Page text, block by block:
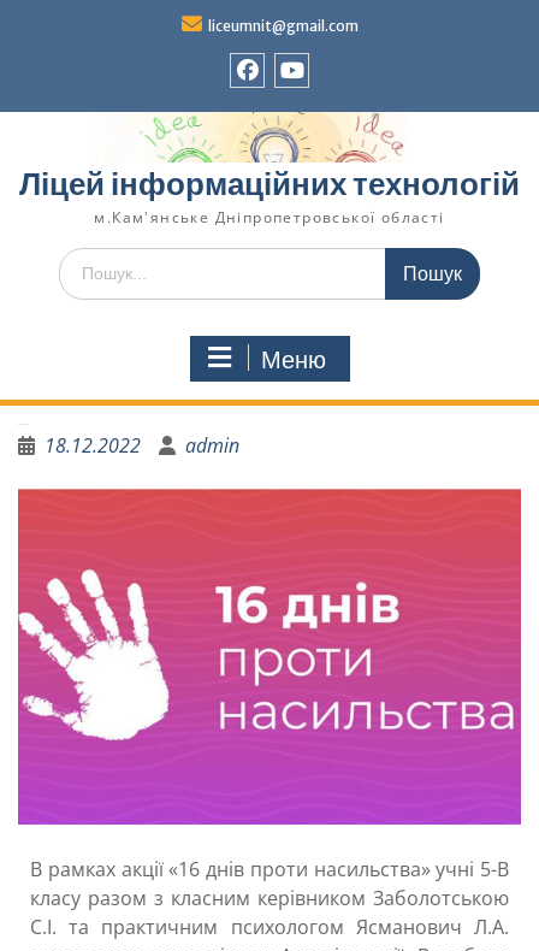
liceumnit@gmail.com
Ліцей інформаційних технологій
м.Кам'янське Дніпропетровської області
Меню
18.12.2022 admin
В рамках акції «16 днів проти насильства» учні 5-В
класу разом з класним керівником Заболотською
С.І. та практичним психологом Ясманович Л.А.